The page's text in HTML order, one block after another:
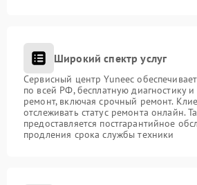
Широкий спектр услуг
Сервисный центр Yuneec
по всей РФ, бесплатную диагностику
ремонт, включая срочный ремонт.
отслеживать статус ремонта онлайн.
предоставляется постгарантийное
продления срока службы техники